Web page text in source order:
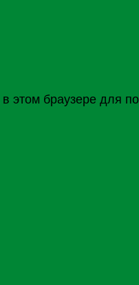
этом браузере для